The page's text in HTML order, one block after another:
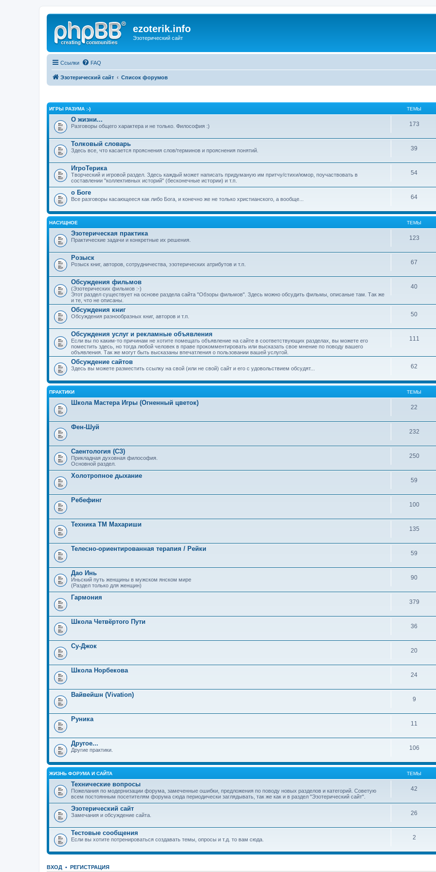
ezoterik.info
Эзотерический сайт
Ссылки FAQ
Эзотерический сайт Список форумов
ИГРЫ РАЗУМА :-) ТЕМЫ
О жизни...
Разговоры общего характера и не только. Философия :) 173
Толковый словарь
Здесь все, что касается прояснения слов/терминов и прояснения понятий. 39
ИгроТерика
Творческий и игровой раздел. Здесь каждый может написать придуманую им притчу/стихи/юмор, поучаствовать в
составлении "коллективных историй" (бесконечные истории) и т.п.
54
о Боге
Все разговоры касающееся как либо Бога, и конечно же не только христианского, а вообще... 64
НАСУЩНОЕ ТЕМЫ
Эзотерическая практика
Практические задачи и конкретные их решения. 123
Розыск
Розыск книг, авторов, сотрудничества, эзотерических атрибутов и т.п. 67
Обсуждения фильмов
(Эзотерических фильмов :-)
Этот раздел существует на основе раздела сайта "Обзоры фильмов". Здесь можно обсудить фильмы, описаные там. Так же
и те, что не описаны.
40
Обсуждения книг
Обсуждения разнообразных книг, авторов и т.п. 50
Обсуждения услуг и рекламные объявления
Если вы по каким-то причинам не хотите помещать объявление на сайте в соответствующих разделах, вы можете его
поместить здесь, но тогда любой человек в праве прокомментировать или высказать свое мнение по поводу вашего
объявления. Так же могут быть высказаны впечатления о пользовании вашей услугой.
111
Обсуждение сайтов
Здесь вы можете разместить ссылку на свой (или не свой) сайт и его с удовольствием обсудят... 62
ПРАКТИКИ ТЕМЫ
Школа Мастера Игры (Огненный цветок)
22
Фен-Шуй
232
Саентология (СЗ)
Прикладная духовная философия.
Основной раздел.
250
Холотропное дыхание
59
Ребефинг
100
Техника ТМ Махариши
135
Телесно-ориентированная терапия / Рейки
59
Дао Инь
Иньский путь женщины в мужском янском мире
(Раздел только для женщин)
90
Гармония
379
Школа Четвёртого Пути
36
Су-Джок
20
Школа Норбекова
24
Вайвейшн (Vivation)
9
Руника
11
Другое...
Другие практики. 106
ЖИЗНЬ ФОРУМА И САЙТА ТЕМЫ
Технические вопросы
Пожелания по модернизации форума, замеченные ошибки, предложения по поводу новых разделов и категорий. Советую
всем постоянным посетителям форума сюда периодически заглядывать, так же как и в раздел "Эзотерический сайт".
42
Эзотерический сайт
Замечания и обсуждение сайта. 26
Тестовые сообщения
Если вы хотите потренироваться создавать темы, опросы и т.д. то вам сюда. 2
ВХОД • РЕГИСТРАЦИЯ